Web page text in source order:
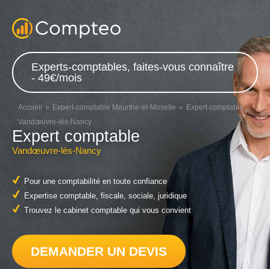
Experts-comptables, faites-vous connaître
- 49€/mois
Accueil Expert-comptable Meurthe-et-Moselle
Expert comptable
Vandœuvre-lès-Nancy
Expert comptable
Vandœuvre-lès-Nancy
Pour une comptabilité en toute confiance
Expertise comptable, fiscale, sociale, juridique
Trouvez le cabinet comptable qui vous convient
DEMANDER UN DEVIS